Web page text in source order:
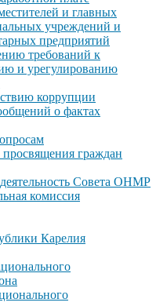
и главных
учреждений и
предприятий
требований к
и урегулированию
коррупции
о фактах
граждан
Совета ОНМР
комиссия
Карелия